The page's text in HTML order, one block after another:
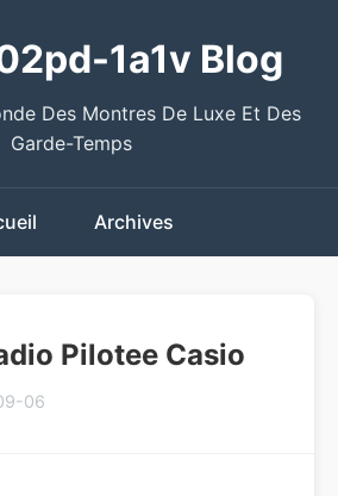
1a1v Blog
Des Montres De Luxe Et Des
Garde-Temps
Archives
Pilotee Casio
06